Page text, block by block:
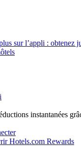
sur l’appli : obtenez
instantanées
Hotels.com Rewards